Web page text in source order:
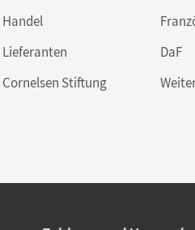
Handel
Lieferanten
Cornelsen Stiftung
DaF